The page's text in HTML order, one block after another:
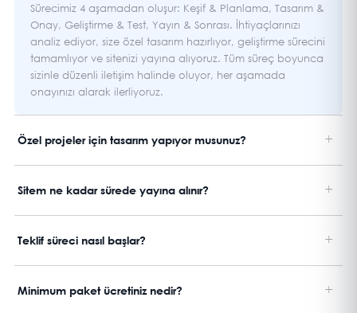
Sürecimiz 4 aşamadan oluşur: Keşif & Planlama, Tasarım &
Onay, Geliştirme & Test, Yayın & Sonrası. İhtiyaçlarınızı
analiz ediyor, size özel tasarım hazırlıyor, geliştirme sürecini
tamamlıyor ve sitenizi yayına alıyoruz. Tüm süreç boyunca
sizinle düzenli iletişim halinde oluyor, her aşamada
onayınızı alarak ilerliyoruz.
Özel projeler için tasarım yapıyor musunuz? +
Sitem ne kadar sürede yayına alınır? +
Teklif süreci nasıl başlar? +
Minimum paket ücretiniz nedir? +